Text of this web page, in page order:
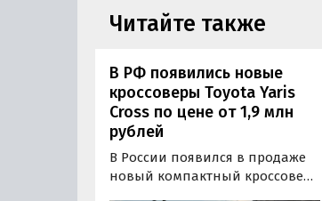
Читайте также
В РФ появились новые
кроссоверы Toyota Yaris
Cross по цене от 1,9 млн
рублей
В России появился в продаже
новый компактный кроссовер